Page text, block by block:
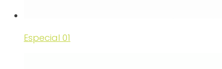
Especial 01